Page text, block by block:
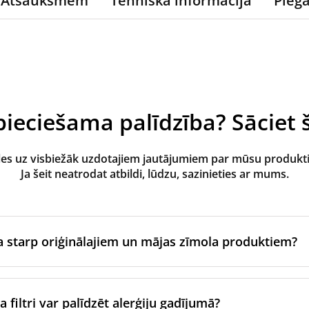
palīdzība? Sāciet
uz visbiežāk uzdotajiem jautājumiem par mūsu
Ja šeit neatrodat atbildi, lūdzu, sazinieties ar mums.
starp oriģinālajiem un mājas zīmola produktiem?
zīmolam, izmantojot sertificētus ražošanas partnerus.
filtri var palīdzēt alerģiju gadījumā?